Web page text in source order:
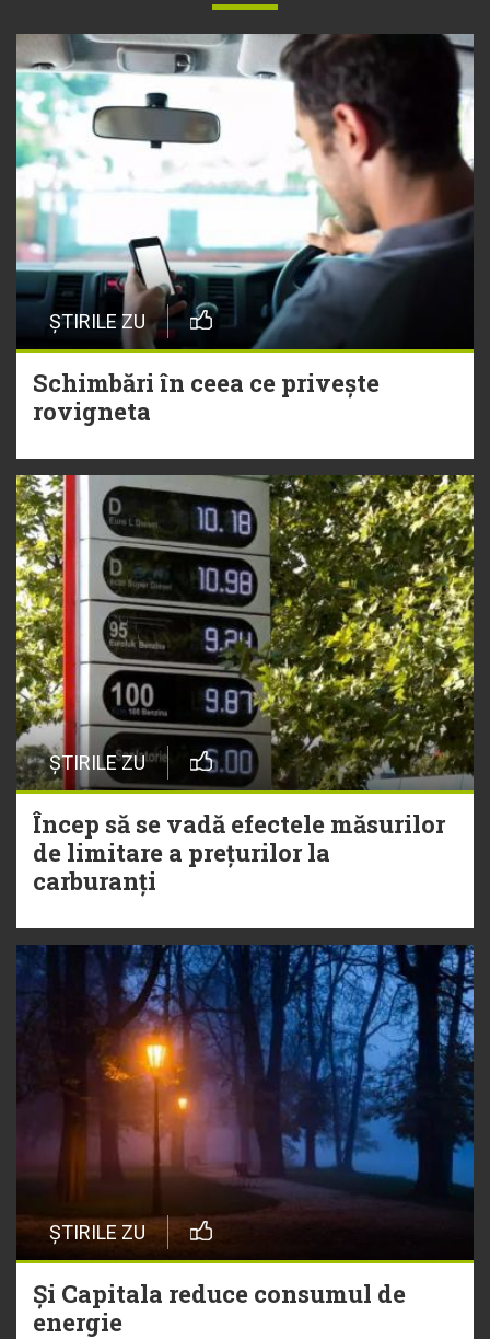
ȘTIRILE ZU
Schimbări în ceea ce privește
rovigneta
ȘTIRILE ZU
Încep să se vadă efectele măsurilor
de limitare a prețurilor la
carburanți
ȘTIRILE ZU
Și Capitala reduce consumul de
energie